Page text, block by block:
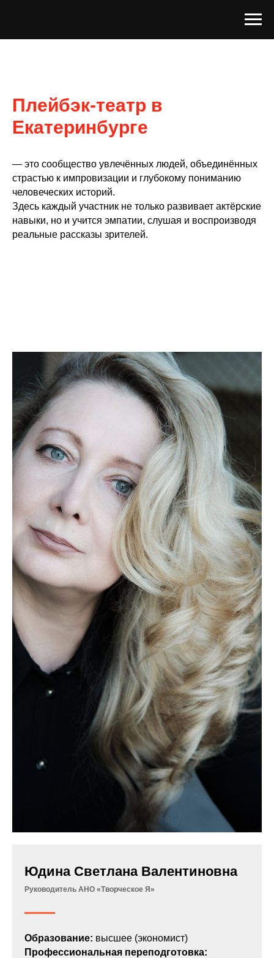
Плейбэк-театр в
Екатеринбурге
— это сообщество увлечённых людей, объединённых
страстью к импровизации и глубокому пониманию
человеческих историй.
Здесь каждый участник не только развивает актёрские
навыки, но и учится эмпатии, слушая и воспроизводя
реальные рассказы зрителей.
Юдина Светлана Валентиновна
Руководитель АНО «Творческое Я»
Образование: высшее (экономист)
Профессиональная переподготовка: